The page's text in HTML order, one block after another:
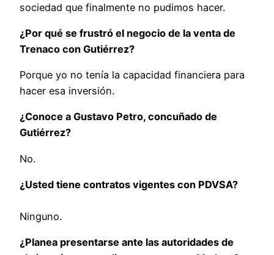
sociedad que finalmente no pudimos hacer.
¿Por qué se frustró el negocio de la venta de
Trenaco con Gutiérrez?
Porque yo no tenía la capacidad financiera para
hacer esa inversión.
¿Conoce a Gustavo Petro, concuñado de
Gutiérrez?
No.
¿Usted tiene contratos vigentes con PDVSA?
Ninguno.
¿Planea presentarse ante las autoridades de